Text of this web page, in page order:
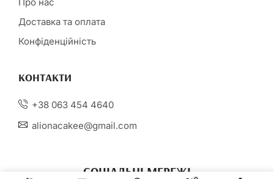
Доставка та оплата
Конфіденційність
КОНТАКТИ
+38 063 454 4640
alionacakee@gmail.com
СОЦІАЛЬНІ МЕРЕЖІ